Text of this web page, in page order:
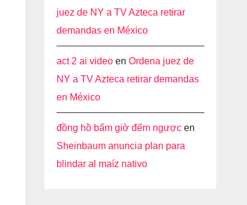
juez de NY a TV Azteca retirar
demandas en México
act 2 ai videoen Ordena juez de
NY a TV Azteca retirar demandas
en México
đồng hồ bấm giờ đếm ngượcen
Sheinbaum anuncia plan para
blindar al maíz nativo